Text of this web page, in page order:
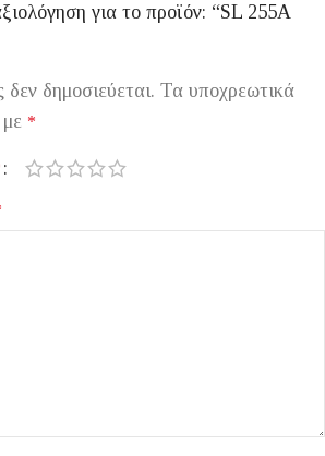
για το προϊόν: “SL 255A
δημοσιεύεται. Τα υποχρεωτικά
*